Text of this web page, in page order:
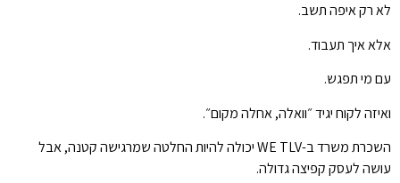
לא רק איפה תשב.
אלא איך תעבוד.
עם מי תפגש.
ואיזה לקוח יגיד ״וואלה, אחלה מקום״.
השכרת משרד ב-WE TLV יכולה להיות החלטה שמרגישה קטנה, אבל
עושה לעסק קפיצה גדולה.